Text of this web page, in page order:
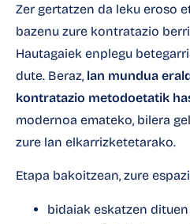
Zer gertatzen da leku eroso
bazenu zure kontratazio
Hautagaiek enplegu
dute. Beraz, lan mundua
kontratazio metodoetatik
modernoa emateko, bilera
zure lan elkarrizketetarako.
Etapa bakoitzean, zure
bidaiak eskatzen